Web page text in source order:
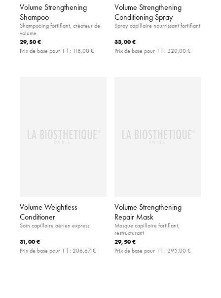
Volume Strengthening
Shampoo
Shampooing fortifiant, créateur de
volume
29,50 €
Prix de base pour 1 l : 118,00 €
Volume Strengthening
Conditioning Spray
Spray capillaire nourrissant fortifiant
33,00 €
Prix de base pour 1 l : 220,00 €
Volume Weightless
Conditioner
Soin capillaire aérien express
31,00 €
Prix de base pour 1 l : 206,67 €
Volume Strengthening
Repair Mask
Masque capillaire fortifiant,
restructurant
29,50 €
Prix de base pour 1 l : 295,00 €